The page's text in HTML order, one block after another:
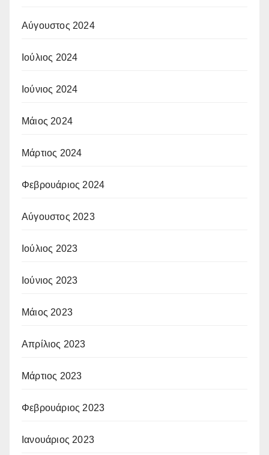
Αύγουστος 2024
Ιούλιος 2024
Ιούνιος 2024
Μάιος 2024
Μάρτιος 2024
Φεβρουάριος 2024
Αύγουστος 2023
Ιούλιος 2023
Ιούνιος 2023
Μάιος 2023
Απρίλιος 2023
Μάρτιος 2023
Φεβρουάριος 2023
Ιανουάριος 2023